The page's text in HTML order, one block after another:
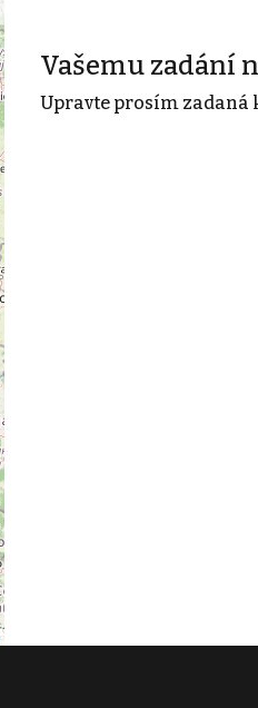
Vašemu zadání
Upravte prosím zadaná